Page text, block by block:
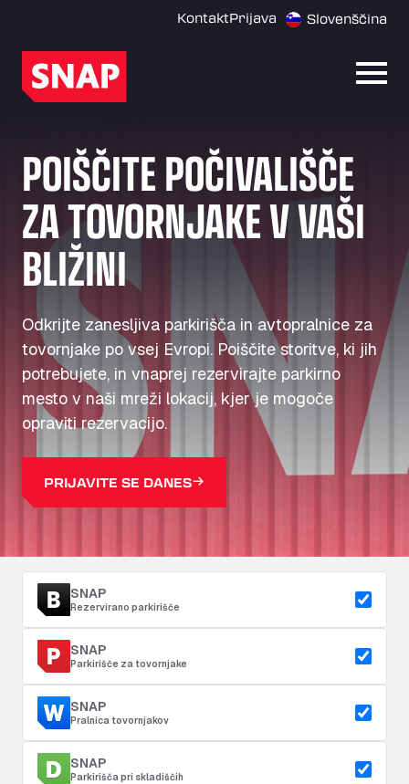
KontaktPrijava Slovenščina
POIŠČITE POČIVALIŠČE
ZA TOVORNJAKE V VAŠI
BLIŽINI
Odkrijte zanesljiva parkirišča in avtopralnice za
tovornjake po vsej Evropi. Poiščite storitve, ki jih
potrebujete, in vnaprej rezervirajte parkirno
mesto v naši mreži lokacij, kjer je mogoče
opraviti rezervacijo.
PRIJAVITE SE DANES
SNAP
Rezervirano parkirišče
SNAP
Parkirišče za tovornjake
SNAP
Pralnica tovornjakov
SNAP
Parkirišča pri skladiščih